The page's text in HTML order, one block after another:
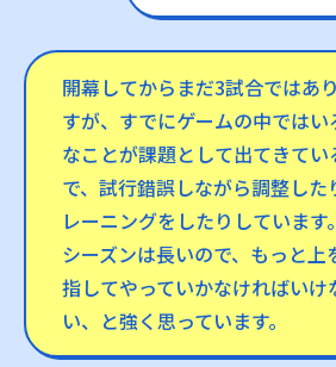
開幕してからまだ3試合ではあ
すが、すでにゲームの中ではい
なことが課題として出てきてい
で、試行錯誤しながら調整した
レーニングをしたりしています。
シーズンは長いので、もっと上
指してやっていかなければいけ
い、と強く思っています。